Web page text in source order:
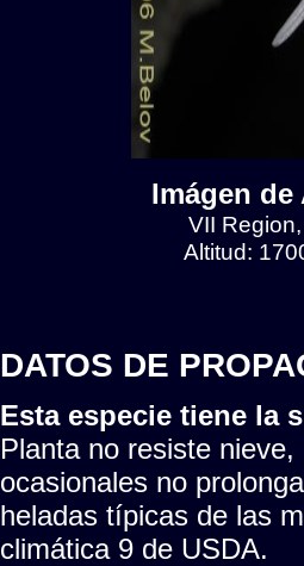
Imágen de
VII
Altitud:
DATOS DE
Esta especie tiene la
Planta no resiste
ocasionales no
heladas típicas de las
climática 9 de USDA.